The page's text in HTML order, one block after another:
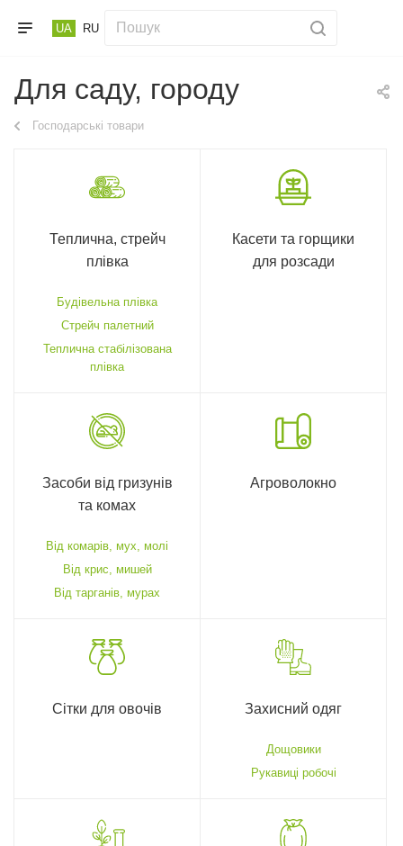
UA RU
Для саду, городу
Господарські товари
Теплична, стрейч
плівка
Будівельна плівка
Стрейч палетний
Теплична стабілізована
плівка
Касети та горщики
для розсади
Засоби від гризунів
та комах
Від комарів, мух, молі
Від крис, мишей
Від тарганів, мурах
Агроволокно
Сітки для овочів Захисний одяг
Дощовики
Рукавиці робочі